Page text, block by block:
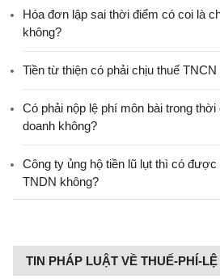
Hóa đơn lập sai thời điểm có coi là
không?
Tiền từ thiện có phải chịu thuế TNCN
Có phải nộp lệ phí môn bài trong
doanh không?
Công ty ủng hộ tiền lũ lụt thì có
TNDN không?
TIN PHÁP LUẬT VỀ THUẾ-PHÍ-LỆ